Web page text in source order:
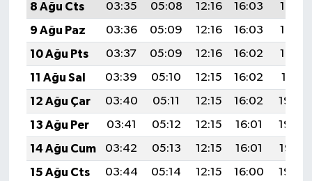
8 Ağu Cts
03:35 05:08 12:16 16:03
19:14
9 Ağu Paz
03:36 05:09 12:16 16:03
19:13
10 Ağu Pts
03:37 05:09 12:16 16:02
19:12
11 Ağu Sal
03:39 05:10 12:15 16:02
19:11
12 Ağu Çar
03:40 05:11 12:15 16:02
19:09
13 Ağu Per
03:41 05:12 12:15 16:01
19:08
14 Ağu Cum
03:42 05:13 12:15 16:01
19:07
15 Ağu Cts
03:44 05:14 12:15 16:00
19:06